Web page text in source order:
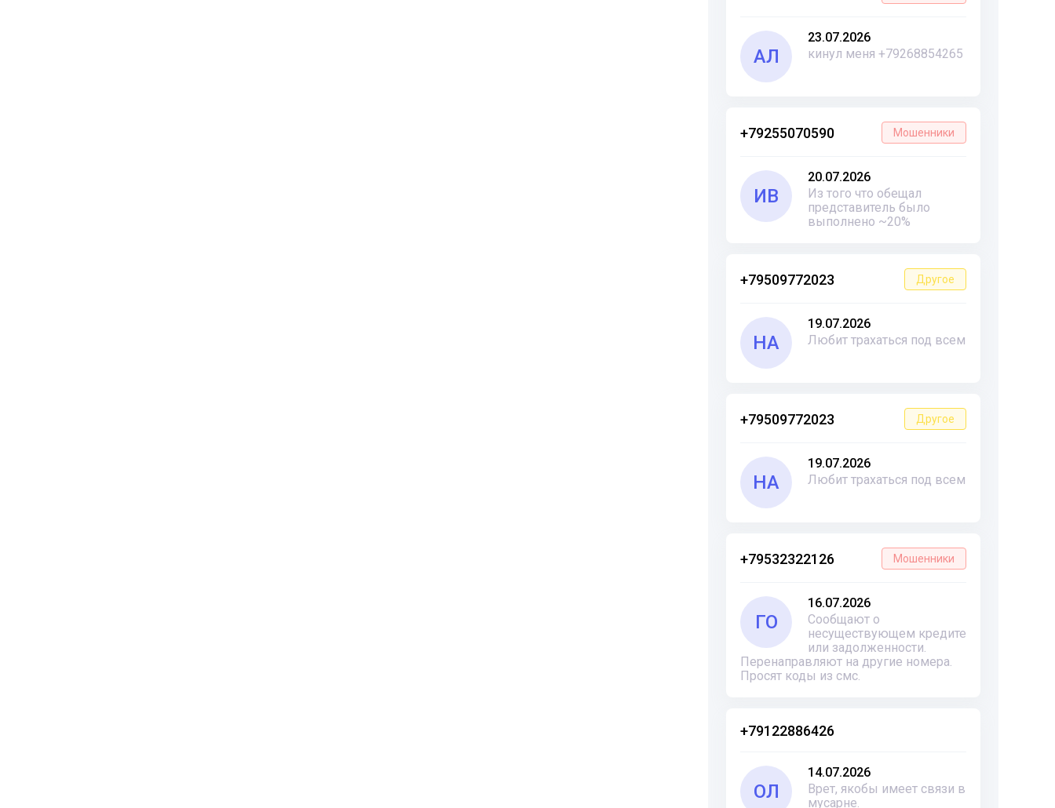
АЛ
23.07.2026
кинул меня +79268854265
+79255070590 Мошенники
ИВ
20.07.2026
Из того что обещал
представитель было
выполнено ~20%
+79509772023 Другое
НА
19.07.2026
Любит трахаться под всем
+79509772023 Другое
НА
19.07.2026
Любит трахаться под всем
+79532322126 Мошенники
ГО
16.07.2026
Сообщают о
несуществующем кредите
или задолженности.
Перенаправляют на другие номера.
Просят коды из смс.
+79122886426
ОЛ
14.07.2026
Врет, якобы имеет связи в
мусарне.